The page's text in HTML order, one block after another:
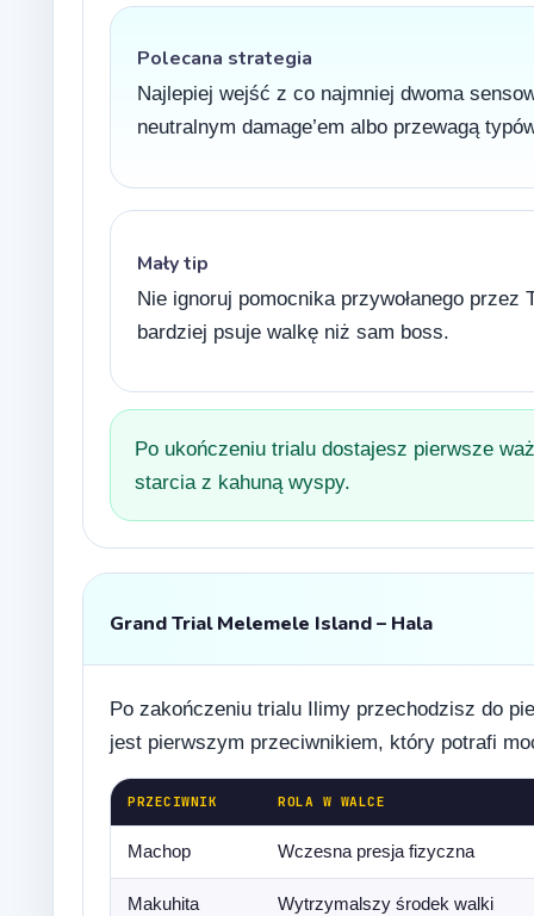
Polecana strategia
Najlepiej wejść z co najmniej dwoma
neutralnym damage’em albo przewagą
Mały tip
Nie ignoruj pomocnika przywołanego przez
bardziej psuje walkę niż sam boss.
Po ukończeniu trialu dostajesz pierwsze
starcia z kahuną wyspy.
Grand Trial Melemele Island – Hala
Po zakończeniu trialu Ilimy przechodzisz do
jest pierwszym przeciwnikiem, który potrafi
PRZECIWNIK ROLA W WALCE
Machop Wczesna presja fizyczna
Makuhita Wytrzymalszy środek walki